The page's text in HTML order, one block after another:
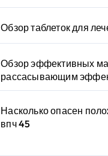
Обзор таблеток для
Обзор эффективных
рассасывающим
Насколько опасен
впч 45